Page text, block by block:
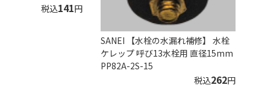
税込141円
SANEI 【水栓の水漏れ補修】 水栓
ケレップ 呼び13水栓用 直径15mm
PP82A-2S-15
税込262円